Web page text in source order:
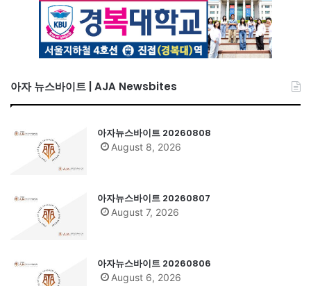
아자 뉴스바이트 | AJA Newsbites
아자뉴스바이트 20260808
August 8, 2026
아자뉴스바이트 20260807
August 7, 2026
아자뉴스바이트 20260806
August 6, 2026